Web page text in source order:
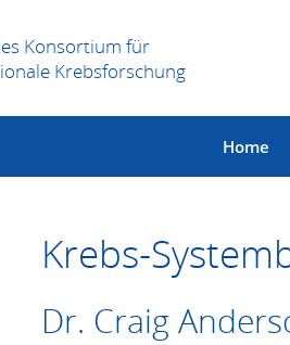
Konsortium für
Krebsforschung
Home
Krebs-
Dr. Craig